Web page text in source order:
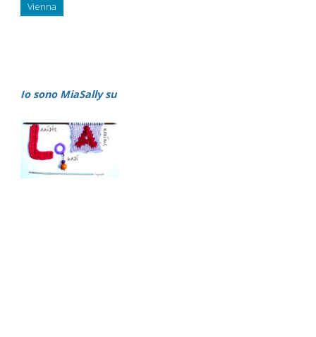
Vienna
Io sono MiaSally su